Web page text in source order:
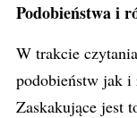
Podobieństwa i
W trakcie
podobieństw jak
Zaskakujące jest